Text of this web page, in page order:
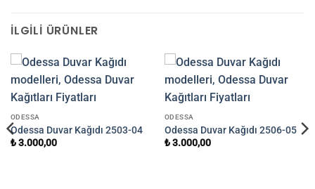
İLGILI ÜRÜNLER
ODESSA
Odessa Duvar Kağıdı 2503-04
₺3.000,00
ODESSA
Odessa Duvar Kağıdı 2506-05
₺3.000,00